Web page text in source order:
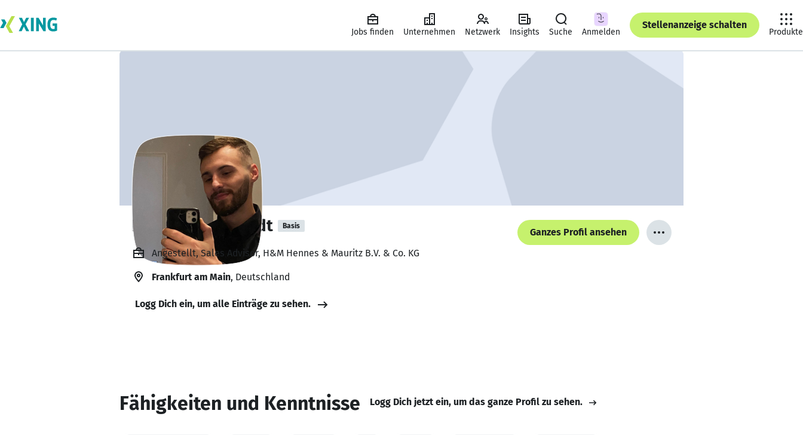
Jobs finden Unternehmen Netzwerk Insights Suche Anmelden
Stellenanzeige schalten
Produkte
Romano Reinhardt Basis
Ganzes Profil ansehen
Angestellt, Sales Advisor, H&M Hennes & Mauritz B.V. & Co. KG
Frankfurt am Main, Deutschland
Logg Dich ein, um alle Einträge zu sehen.
Fähigkeiten und Kenntnisse Logg Dich jetzt ein, um das ganze Profil zu sehen.